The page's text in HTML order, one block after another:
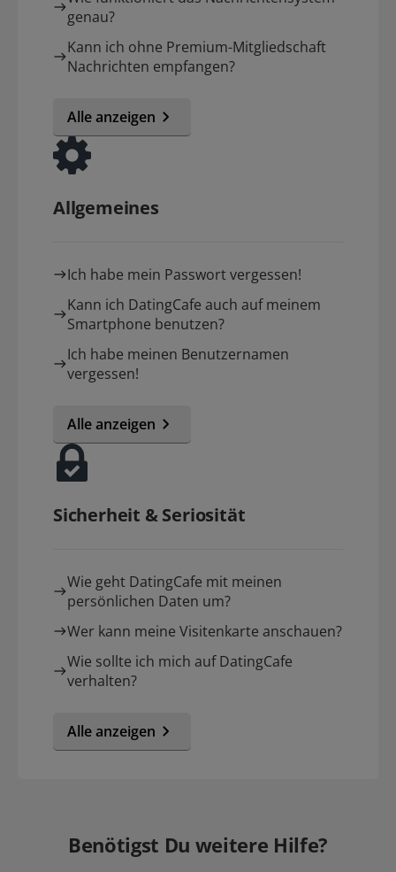
genau?
Kann ich ohne Premium-Mitgliedschaft
Nachrichten empfangen?
Alle anzeigen
Allgemeines
Ich habe mein Passwort vergessen!
Kann ich DatingCafe auch auf meinem
Smartphone benutzen?
Ich habe meinen Benutzernamen
vergessen!
Alle anzeigen
Sicherheit & Seriosität
Wie geht DatingCafe mit meinen
persönlichen Daten um?
Wer kann meine Visitenkarte anschauen?
Wie sollte ich mich auf DatingCafe
verhalten?
Alle anzeigen
Benötigst Du weitere Hilfe?